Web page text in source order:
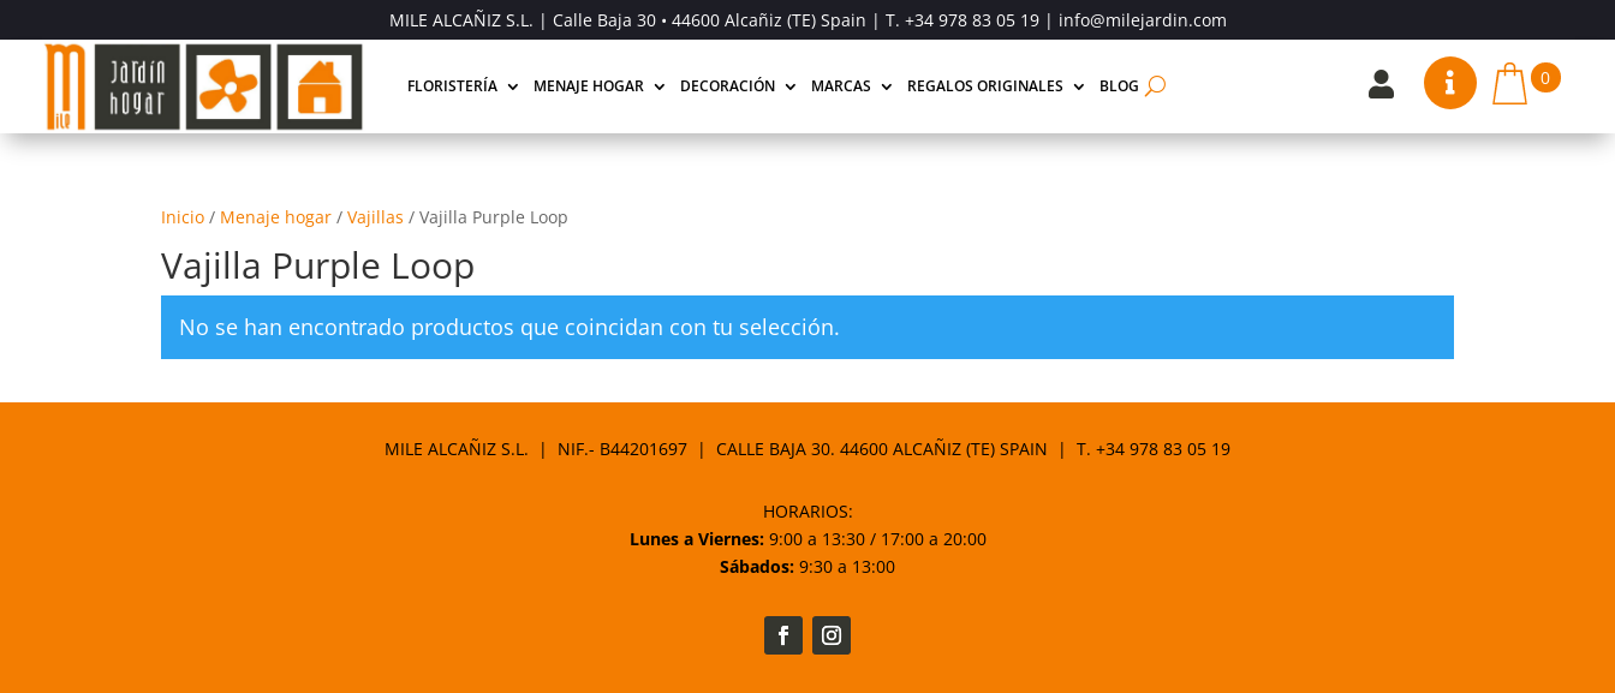
MILE ALCAÑIZ S.L. | Calle Baja 30 • 44600 Alcañiz (TE) Spain | T. +34 978 83 05 19| info@milejardin.com
FLORISTERÍA MENAJE HOGAR DECORACIÓN MARCAS REGALOS ORIGINALES BLOG   0
Inicio / Menaje hogar /Vajillas /Vajilla Purple Loop
Vajilla Purple Loop
No se han encontrado productos que coincidan con tu selección.
MILE ALCAÑIZ S.L. | NIF.- B44201697 | CALLE BAJA 30. 44600 ALCAÑIZ (TE) SPAIN | T. +34 978 83 05 19
HORARIOS:
Lunes a Viernes:9:00 a 13:30 / 17:00 a 20:00
Sábados: 9:30 a 13:00